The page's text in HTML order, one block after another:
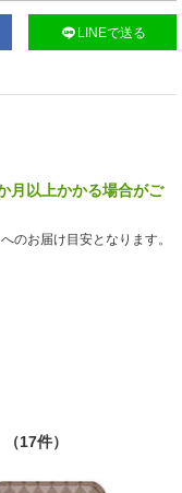
LINEで送る
月以上かかる場合がご
へのお届け目安となります。
17件）